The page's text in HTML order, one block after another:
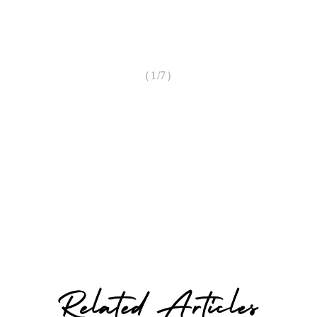
（1/7）